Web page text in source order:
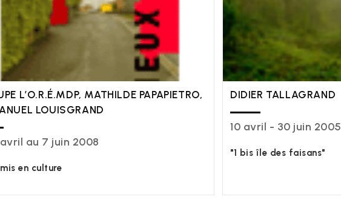
L’O.R.É.MDP, MATHILDE PAPAPIETRO,
LOUISGRAND
au 7 juin 2008
en culture
DIDIER TALLAGRAND
10 avril - 30 juin 2005
"1 bis île des faisans"